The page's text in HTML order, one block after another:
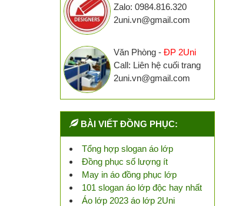
Zalo: 0984.816.320
2uni.vn@gmail.com
Văn Phòng - ĐP 2Uni
Call: Liên hệ cuối trang
2uni.vn@gmail.com
BÀI VIẾT ĐỒNG PHỤC:
Tổng hợp slogan áo lớp
Đồng phục số lượng ít
May in áo đồng phục lớp
101 slogan áo lớp độc hay nhất
Áo lớp 2023 áo lớp 2Uni